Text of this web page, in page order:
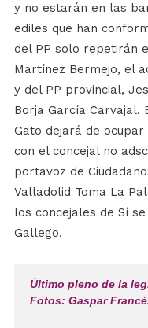
y no estarán en las
ediles que han
del PP solo repetirán
Martínez Bermejo, el
y del PP provincial,
Borja García Carvajal.
Gato dejará de
con el concejal no
portavoz de
Valladolid Toma La
los concejales de Sí
Gallego.
Último pleno de la
Fotos: Gaspar